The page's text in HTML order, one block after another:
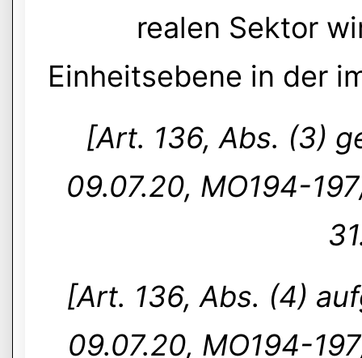
realen Sektor
Einheitsebene in der
[Art. 136, Abs. (3)
09.07.20, MO194-
[Art. 136, Abs. (4)
09.07.20, MO194-